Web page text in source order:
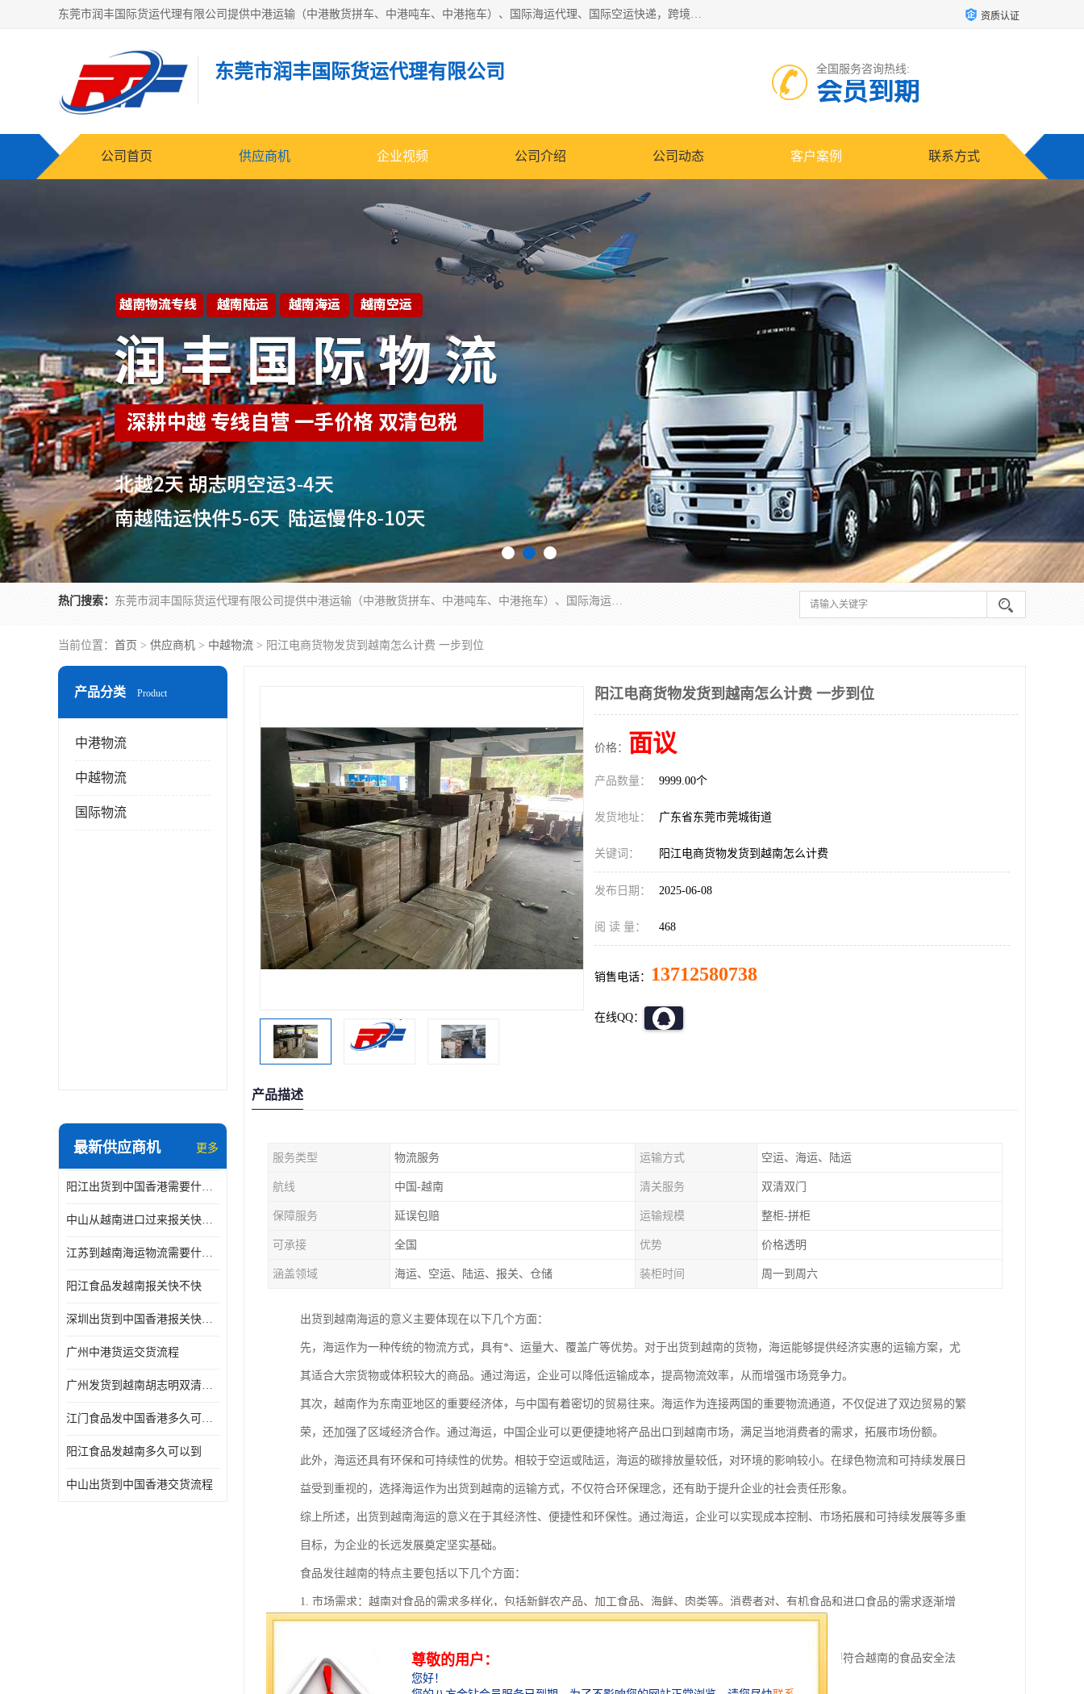
东莞市润丰国际货运代理有限公司提供中港运输（中港散货拼车、中港吨车、中港拖车）、国际海运代理、国际空运快递，跨境电商，亚马逊FBA，国内物流园服务，进出口报关，仓储，提供给客户整套运输解决方案和增值服务 资质认证
东莞市润丰国际货运代理有限公司 全国服务咨询热线:
会员到期
公司首页 供应商机 企业视频 公司介绍 公司动态 客户案例 联系方式
热门搜索： 东莞市润丰国际货运代理有限公司提供中港运输（中港散货拼车、中港吨车、中港拖车）、国际海运代理、国际空运快递，跨境电商，亚马逊FBA，国内物流园服务，进出口报关，仓储，提供给客户整套运输解决方案和增值服务
当前位置： 首页 > 供应商机 > 中越物流 > 阳江电商货物发货到越南怎么计费 一步到位
产品分类 Product
中港物流
中越物流
国际物流
最新供应商机 更多
阳江出货到中国香港需要什么条件 专线直达
中山从越南进口过来报关快不快
江苏到越南海运物流需要什么条件 一步到位
阳江食品发越南报关快不快
深圳出货到中国香港报关快不快 一手货源
广州中港货运交货流程
广州发货到越南胡志明双清需要什么文件
江门食品发中国香港多久可以到 一键发货
阳江食品发越南多久可以到
中山出货到中国香港交货流程
阳江电商货物发货到越南怎么计费 一步到位
价格： 面议
产品数量： 9999.00个
发货地址： 广东省东莞市莞城街道
关键词： 阳江电商货物发货到越南怎么计费
发布日期： 2025-06-08
阅 读 量： 468
销售电话： 13712580738
在线QQ：
产品描述
服务类型 物流服务 运输方式 空运、海运、陆运
航线 中国-越南 清关服务 双清双门
保障服务 延误包赔 运输规模 整柜-拼柜
可承接 全国 优势 价格透明
涵盖领域 海运、空运、陆运、报关、仓储 装柜时间 周一到周六
出货到越南海运的意义主要体现在以下几个方面：
先，海运作为一种传统的物流方式，具有*、运量大、覆盖广等优势。对于出货到越南的货物，海运能够提供经济实惠的运输方案，尤
其适合大宗货物或体积较大的商品。通过海运，企业可以降低运输成本，提高物流效率，从而增强市场竞争力。
其次，越南作为东南亚地区的重要经济体，与中国有着密切的贸易往来。海运作为连接两国的重要物流通道，不仅促进了双边贸易的繁
荣，还加强了区域经济合作。通过海运，中国企业可以更便捷地将产品出口到越南市场，满足当地消费者的需求，拓展市场份额。
此外，海运还具有环保和可持续性的优势。相较于空运或陆运，海运的碳排放量较低，对环境的影响较小。在绿色物流和可持续发展日
益受到重视的，选择海运作为出货到越南的运输方式，不仅符合环保理念，还有助于提升企业的社会责任形象。
综上所述，出货到越南海运的意义在于其经济性、便捷性和环保性。通过海运，企业可以实现成本控制、市场拓展和可持续发展等多重
目标，为企业的长远发展奠定坚实基础。
食品发往越南的特点主要包括以下几个方面：
1. 市场需求：越南对食品的需求多样化，包括新鲜农产品、加工食品、海鲜、肉类等。消费者对、有机食品和进口食品的需求逐渐增
2. 法规要求：越南对进口食品有严格的法规和标准，包括食品安全、标签要求、检疫和认证等。进口食品需要符合越南的食品安全法
规，并获得相关部门的批准和认证。